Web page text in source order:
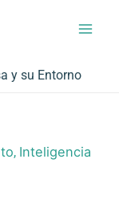
y su Entorno
, Inteligencia